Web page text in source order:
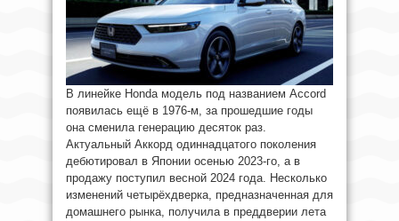
В линейке Honda модель под названием Accord
появилась ещё в 1976-м, за прошедшие годы
она сменила генерацию десяток раз.
Актуальный Аккорд одиннадцатого поколения
дебютировал в Японии осенью 2023-го, а в
продажу поступил весной 2024 года. Несколько
изменений четырёхдверка, предназначенная для
домашнего рынка, получила в преддверии лета